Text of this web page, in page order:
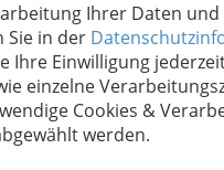
Ihrer Daten und
Sie in der
Ihre Einwilligung
einzelne
Cookies &
werden.